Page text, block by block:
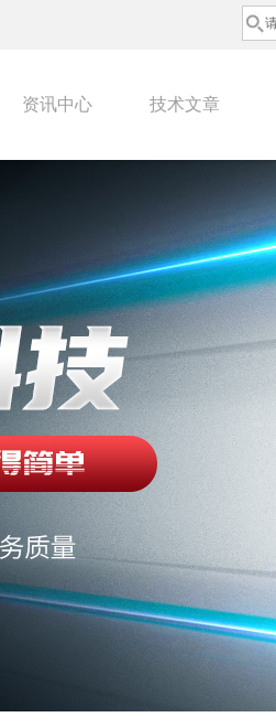
资讯中心 技术文章